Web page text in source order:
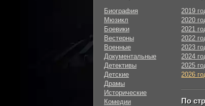
Биография
Мюзикл
Боевики
Вестерны
Военные
Документальные
Детективы
Детские
Драмы
Исторические
Комедии
2019
2020
2021
2022
2023
2024
2025
2026
По